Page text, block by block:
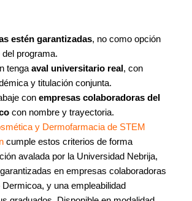
estén garantizadas, no como opción
programa.
tenga aval universitario real, con
y titulación conjunta.
con empresas colaboradoras del
con nombre y trayectoria.
y Dermofarmacia de STEM
cumple estos criterios de forma
avalada por la Universidad Nebrija,
en empresas colaboradoras
y una empleabilidad